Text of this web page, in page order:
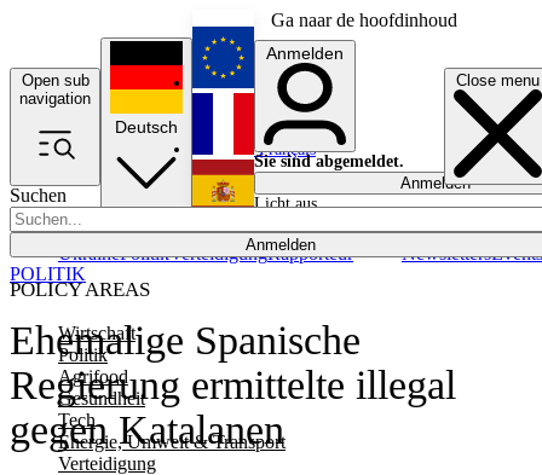
Ga naar de hoofdinhoud
Open sub
navigation
Close menu
Suchen
Anmelden
POLICY AREAS
Wirtschaft
Politik
Agrifood
Gesundheit
Tech
Energie, Umwelt & Transport
Verteidigung
UkrainePolitikVerteidigungRapporteur NewslettersEvents
Deutsch
English
Français
Anmelden
Sie sind abgemeldet.
Anmelden
Licht aus
Ehemalige Spanische
Regierung ermittelte illegal
gegen Katalanen
POLITIK